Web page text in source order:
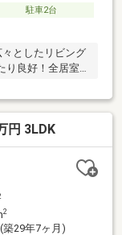
駐車2台
としたリビング
り良好！全居室6
円 3LDK
2
築29年7ヶ月)